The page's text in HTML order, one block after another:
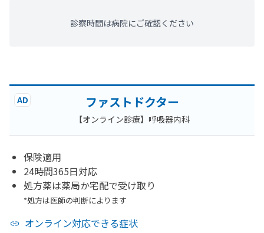
診察時間は病院にご確認ください
AD ファストドクター
【オンライン診療】呼吸器内科
保険適用
24時間365日対応
処方薬は薬局か宅配で受け取り
*処方は医師の判断によります
オンライン対応できる症状